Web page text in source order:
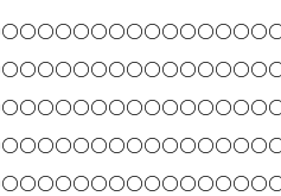
○○○○○○○○○○
○○○○○○○○○○
○○○○○○○○○○